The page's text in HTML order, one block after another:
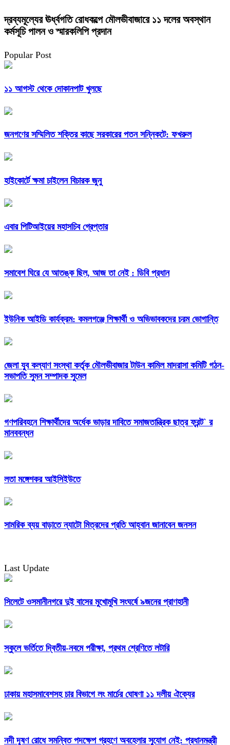
দ্রব্যমূল্যের ঊর্ধ্বগতি রোধকল্পে মৌলভীবাজারে ১১ দলের অবস্থান
কর্মসূচি পালন ও স্মারকলিপি প্রদান
Popular Post
১১ আগস্ট থেকে দোকানপাট খুলছে
জনগণের সম্মিলিত শক্তির কাছে সরকারের পতন সন্নিকটে: ফখরুল
হাইকোর্টে ক্ষমা চাইলেন বিচারক জুনু
এবার পিটিআইয়ের মহাসচিব গ্রেপ্তার
সমাবেশ ঘিরে যে আতঙ্ক ছিল, আজ তা নেই : ডিবি প্রধান
ইউনিক আইডি কার্যক্রম: কমলগঞ্জে শিক্ষার্থী ও অভিভাবকদের চরম ভোগান্তি
জেলা যুব কল্যাণ সংস্থা কর্তৃক মৌলভীবাজার টাউন কামিল মাদরাসা কমিটি গঠন-
সভাপতি সুমন সম্পাদক সুমেল
গণপরিবহনে শিক্ষার্থীদের অর্ধেক ভাড়ার দাবিতে সমাজতান্ত্রিক ছাত্র ফ্রন্ট` র
মানববন্ধন
লতা মঙ্গেশকর আইসিইউতে
সামরিক ব্যয় বাড়াতে ন্যাটো মিত্রদের প্রতি আহ্বান জানাবেন জনসন
Last Update
সিলেটে ওসমানীনগরে দুই বাসের মুখোমুখি সংঘর্ষে ৯জনের প্রাণহানী
স্কুলে ভর্তিতে দ্বিতীয়-নবমে পরীক্ষা, প্রথম শ্রেণিতে লটারি
ঢাকায় মহাসমাবেশসহ চার বিভাগে লং মার্চের ঘোষণা ১১ দলীয় ঐক্যের
নদী দূষণ রোধে সমন্বিত পদক্ষেপ গ্রহণে অবহেলার সুযোগ নেই: প্রধানমন্ত্রী